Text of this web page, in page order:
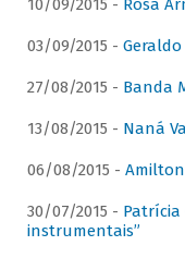
10/09/2015 - Rosa
03/09/2015 -
27/08/2015 - Banda
13/08/2015 - Naná
06/08/2015 -
30/07/2015 - Patrícia
instrumentais”